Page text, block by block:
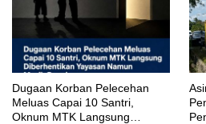
‎Dugaan Korban Pelecehan
Meluas Capai 10 Santri,
Oknum MTK Langsung